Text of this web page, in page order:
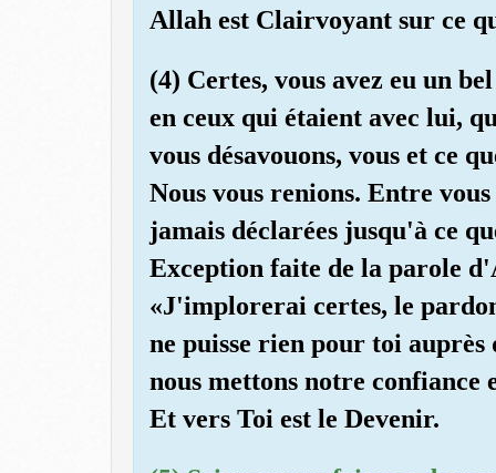
Allah est Clairvoyant sur ce
(4) Certes, vous avez eu un
en ceux qui étaient avec lui,
vous désavouons, vous et ce
Nous vous renions. Entre
jamais déclarées jusqu'à ce
Exception faite de la parole
«J'implorerai certes, le
ne puisse rien pour toi
nous mettons notre confiance
Et vers Toi est le Devenir.